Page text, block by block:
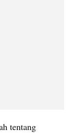
tentang